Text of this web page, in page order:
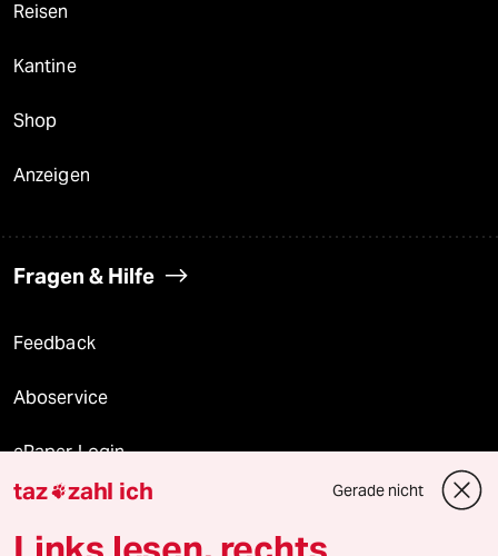
Reisen
Kantine
Shop
Anzeigen
Fragen & Hilfe
Feedback
Aboservice
ePaper Login
Downloads für Abonnierende
taz zahl ich Gerade nicht